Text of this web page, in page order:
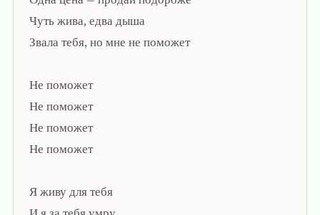
Чуть жива, едва дыша
Звала тебя, но мне не поможет
Не поможет
Не поможет
Не поможет
Не поможет
Я живу для тебя